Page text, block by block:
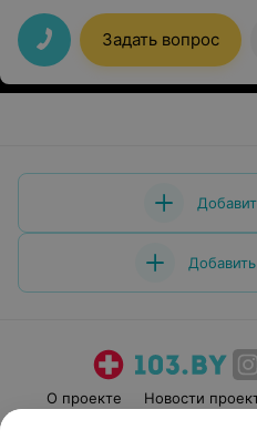
имени девушки-
нашей бабушке, которая очень
тяжелого заболевания
привезти результаты
наше удивление, когда
поблагодарю. От себя лично
платных клиниках есть место
спасибо владельцу клиники за
Задать вопрос
О проекте Новости